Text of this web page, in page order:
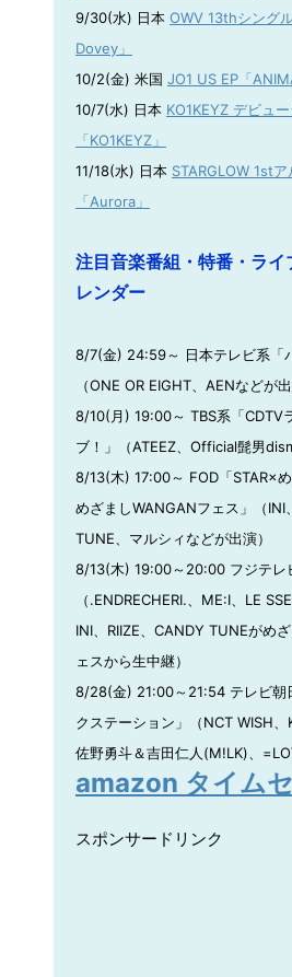
9/30(水) 日本 OWV 13thシング
Dovey」
10/2(金) 米国 JO1 US EP「
10/7(水) 日本 KO1KEYZ デビュ
「KO1KEYZ」
11/18(水) 日本 STARGLOW 1stア
「Aurora」
注目音楽番組・特番・ライ
レンダー
8/7(金) 24:59～ 日本テレビ系「
（ONE OR EIGHT、AENなどが出
8/10(月) 19:00～ TBS系「CDTV
ブ！」（ATEEZ、Official髭男
8/13(木) 17:00～ FOD「STAR×め
めざましWANGANフェス」（INI
TUNE、マルシィなどが出演）
8/13(木) 19:00～20:00 フジテレ
（.ENDRECHERI.、ME:I、LE
INI、RIIZE、CANDY TUNEがめ
ェスから生中継）
8/28(金) 21:00～21:54 テレビ朝
クステーション」（NCT WISH
佐野勇斗＆吉田仁人(M!LK)、
amazon タイム
スポンサードリンク